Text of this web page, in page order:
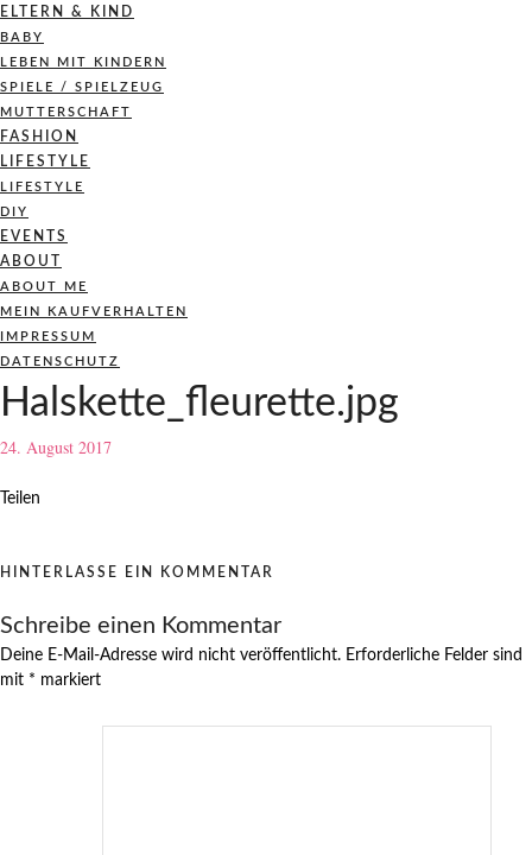
ELTERN & KIND
BABY
LEBEN MIT KINDERN
SPIELE / SPIELZEUG
MUTTERSCHAFT
FASHION
LIFESTYLE
LIFESTYLE
DIY
EVENTS
ABOUT
ABOUT ME
MEIN KAUFVERHALTEN
IMPRESSUM
DATENSCHUTZ
Halskette_fleurette.jpg
24. August 2017
Teilen
HINTERLASSE EIN KOMMENTAR
Schreibe einen Kommentar
Deine E-Mail-Adresse wird nicht veröffentlicht. Erforderliche Felder sind
mit * markiert